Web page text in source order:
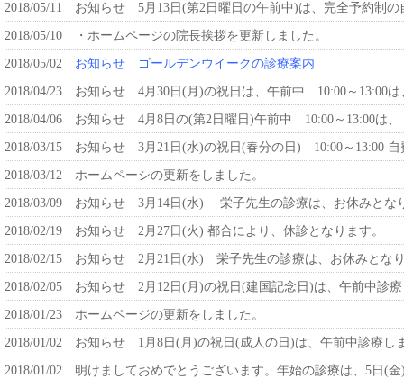
2018/05/11 お知らせ 5月13日(第2日曜日の午前中)は、完全予約制
2018/05/10 ・ホームページの院長挨拶を更新しました。
2018/05/02 お知らせ ゴールデンウイークの診療案内
2018/04/23 お知らせ 4月30日(月)の祝日は、午前中 10:00～13:00
2018/04/06 お知らせ 4月8日の(第2日曜日)午前中 10:00～13:00は
2018/03/15 お知らせ 3月21日(水)の祝日(春分の日) 10:00～13:00 自
2018/03/12 ホームペーシの更新をしました。
2018/03/09 お知らせ 3月14日(水) 栄子先生の診療は、お休みとな
2018/02/19 お知らせ 2月27日(火) 都合により、休診となります。
2018/02/15 お知らせ 2月21日(水) 栄子先生の診療は、お休みとな
2018/02/05 お知らせ 2月12日(月)の祝日(建国記念日)は、午前中診療
2018/01/23 ホームページの更新をしました。
2018/01/02 お知らせ 1月8日(月)の祝日(成人の日)は、午前中診療し
2018/01/02 明けましておめでとうございます。年始の診療は、5日(